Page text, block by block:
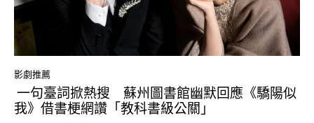
影劇推薦
一句臺詞掀熱搜 蘇州圖書館幽默回應《驕陽似
我》借書梗網讚「教科書級公關」